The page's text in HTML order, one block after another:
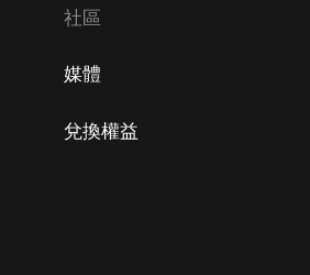
社區
媒體
兌換權益